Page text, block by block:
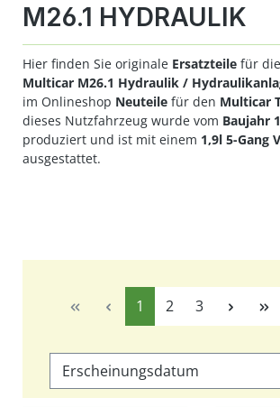
M26.1 HYDRAULIK
Hier finden Sie originale Ersatzteile für
Multicar M26.1 Hydraulik /
im Onlineshop Neuteile für den Multicar
dieses Nutzfahrzeug wurde vom Baujahr
produziert und ist mit einem 1,9l 5-Gang
ausgestattet.
Seite
1 Seite
2 Seite
3